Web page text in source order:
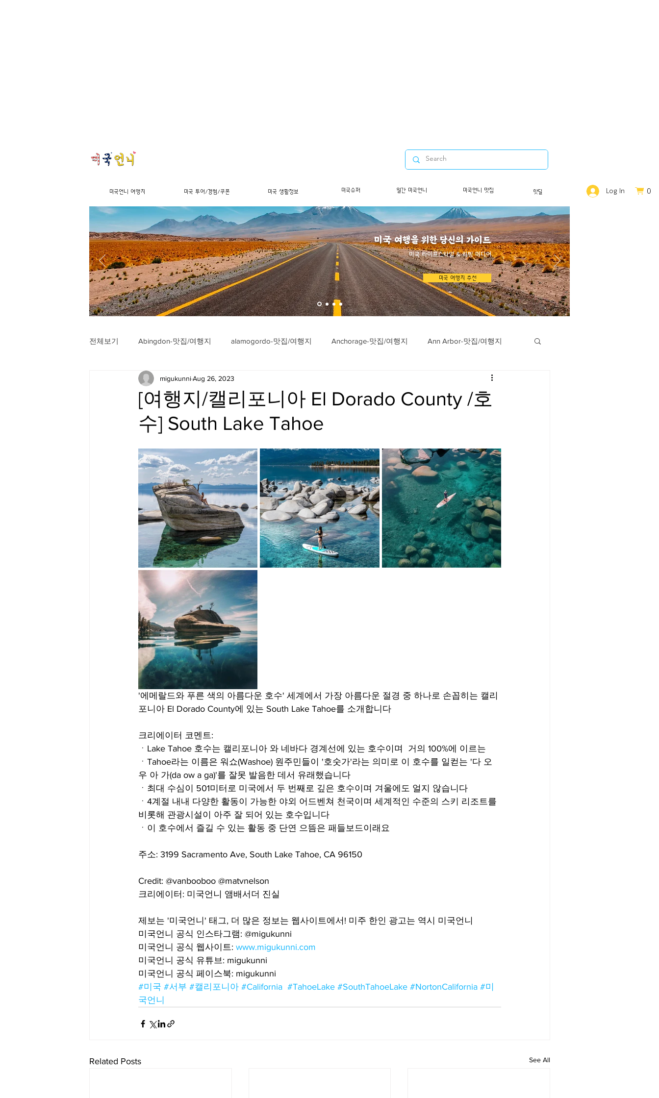
미국 여행을 위한 당신의 가이드
​미국 라이프스타일 & 리빙 미디어
미국 여행지 추천
전체보기 Abingdon-맛집/여행지 alamogordo-맛집/여행지 Anchorage-맛집/여행지 Ann Arbor-맛집/여행지
Arlington-맛집/여행지 Arlington-맛집/여행지 Austin-맛집/여행지
Badlands-맛집/여행지 Baltimore-맛집/여행지 Bar Harbor-맛집/여행지
Big Bend-맛집/여행지 Bloomfield-맛집/여행지 Bloomington-맛집/여행지 Boone-맛집/여행지
Boston-맛집/여행지 Boulder City-맛집/여행지 Brawley-맛집/여행지 Bretton Woods-맛집/여행지
Bronx-맛집/여행지 Bryce Canyon-맛집/여행지 Buena Park-맛집/여행지 Calipatria-맛집/여행지
Cambridge-맛집/여행지 Campton-맛집/여행지
Centerport-맛집/여행지
[여행지/캘리포니아 El Dorado County /호
수] South Lake Tahoe
migukunniAug 26, 2023
'에메랄드와 푸른 색의 아름다운 호수' 세계에서 가장 아름다운 절경 중 하나로 손꼽히는 캘리
포니아 El Dorado County에 있는 South Lake Tahoe를 소개합니다
크리에이터 코멘트:
ㆍLake Tahoe 호수는 캘리포니아 와 네바다 경계선에 있는 호수이며  거의 100%에 이르는
ㆍTahoe라는 이름은 워쇼(Washoe) 원주민들이 '호숫가'라는 의미로 이 호수를 일컫는 '다 오
우 아 가(da ow a ga)'를 잘못 발음한 데서 유래했습니다
ㆍ최대 수심이 501미터로 미국에서 두 번째로 깊은 호수이며 겨울에도 얼지 않습니다
ㆍ4계절 내내 다양한 활동이 가능한 야외 어드벤쳐 천국이며 세계적인 수준의 스키 리조트를
비롯해 관광시설이 아주 잘 되어 있는 호수입니다
ㆍ이 호수에서 즐길 수 있는 활동 중 단연 으뜸은 패들보드이래요
주소: 3199 Sacramento Ave, South Lake Tahoe, CA 96150
Credit: @vanbooboo @matvnelson
크리에이터: 미국언니 앰배서더 진실
제보는 '미국언니' 태그, 더 많은 정보는 웹사이트에서! 미주 한인 광고는 역시 미국언니
미국언니 공식 인스타그램: @migukunni
미국언니 공식 웹사이트: www.migukunni.com
미국언니 공식 유튜브: migukunni
미국언니 공식 페이스북: migukunni
#미국 #서부 #캘리포니아 #California #TahoeLake #SouthTahoeLake #NortonCalifornia #미
국언니
Related Posts See All
미국언니 여행지 미국 투어/경험/쿠폰 미국 생활정보 미국슈퍼 월간 미국언니 미국언니 맛집 핫딜 Log In 0